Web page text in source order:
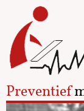
Preventief